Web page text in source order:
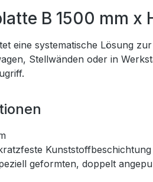
B 1500 mm x
eine systematische Lösung
Stellwänden oder in
Kunststoffbeschichtung
geformten, doppelt